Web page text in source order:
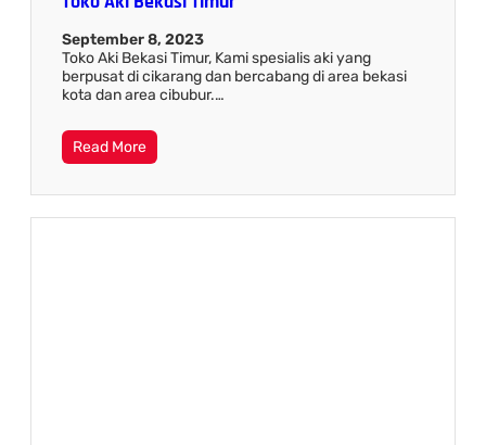
September 8, 2023
Toko Aki Bekasi Timur, Kami spesialis aki yang
berpusat di cikarang dan bercabang di area bekasi
kota dan area cibubur.…
Read More